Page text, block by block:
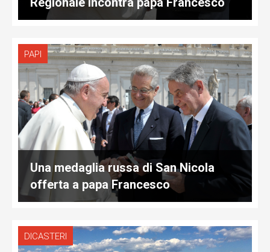
PAPI
Una medaglia russa di San Nicola
offerta a papa Francesco
DICASTERI